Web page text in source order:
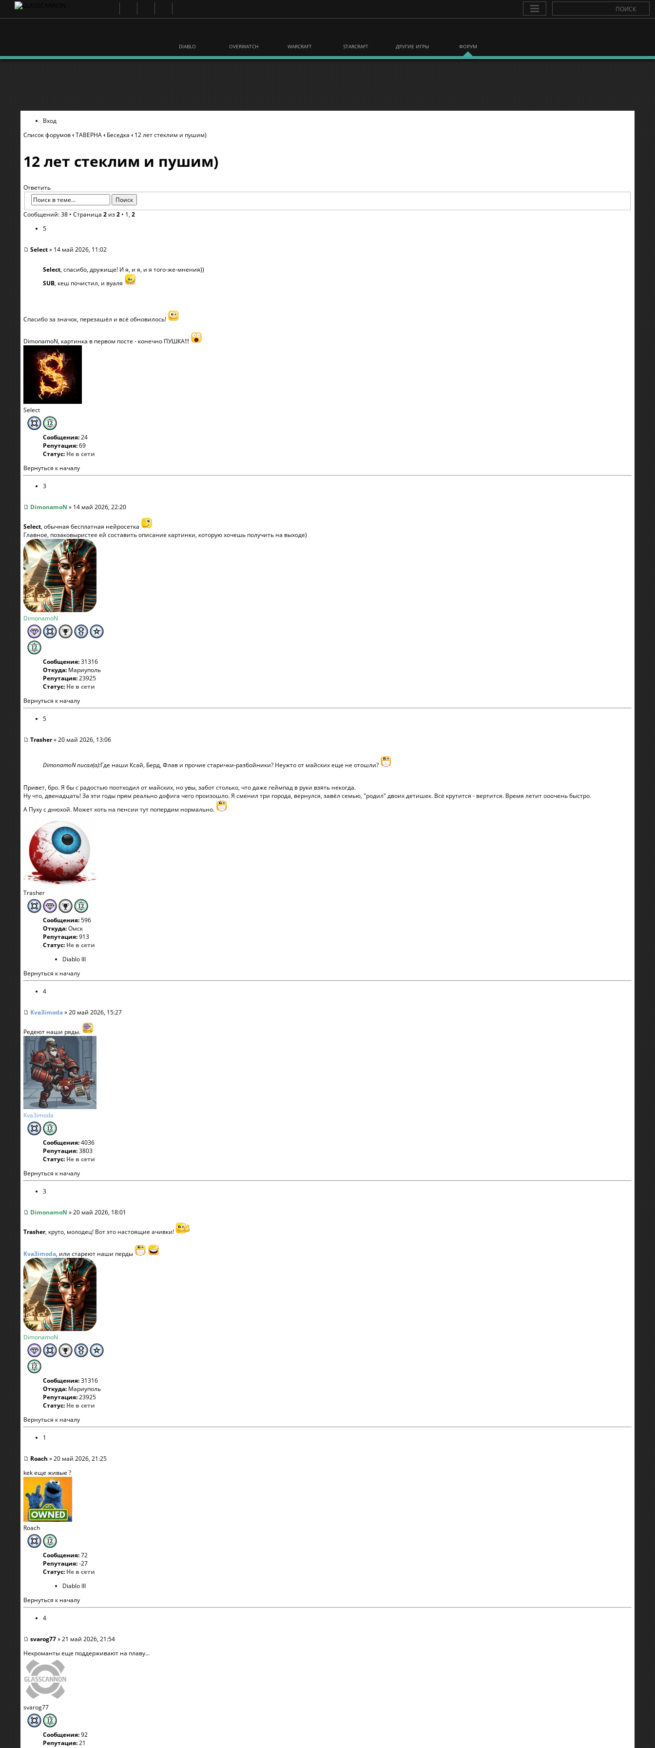
DIABLO OVERWATCH WARCRAFT STARCRAFT ДРУГИЕ ИГРЫ ФОРУМ
Вход
Список форумов‹ТАВЕРНА‹ Беседка ‹ 12 лет стеклим и пушим)
12 лет стеклим и пушим)
Ответить
Сообщений: 38 • Страница 2 из2 • 1, 2
5
Select» 14 май 2026, 11:02
Select, спасибо, дружище! И я, и я, и я того-же-мнения))
SUB, кеш почистил, и вуаля
Спасибо за значок, перезашёл и всё обновилось!
DimonamoN, картинка в первом посте - конечно ПУШКА!!!
Select
Сообщения:24
Репутация:69
Статус: Не в сети
Вернуться к началу
3
DimonamoN » 14 май 2026, 22:20
Select, обычная бесплатная нейросетка
Главное, позаковыристее ей составить описание картинки, которую хочешь получить на выходе)
DimonamoN
Сообщения:31316
Откуда: Мариуполь
Репутация:23925
Статус: Не в сети
Вернуться к началу
5
Trasher» 20 май 2026, 13:06
DimonamoN писал(а):Где наши Ксай, Берд, Флав и прочие старички-разбойники? Неужто от майских еще не отошли?
Привет, бро. Я бы с радостью поотходил от майских, но увы, забот столько, что даже геймпад в руки взять некогда.
Ну что, двенадцать! За эти годы прям реально дофига чего произошло. Я сменил три города, вернулся, завёл семью, "родил" двоих детишек. Всё крутится - вертится. Время летит ооочень быстро.
А Пуху с днюхой. Может хоть на пенсии тут попердим нормально.
Trasher
Сообщения:596
Откуда:Омск
Репутация:913
Статус: Не в сети
Diablo III
Вернуться к началу
4
Kva3imoda» 20 май 2026, 15:27
Редеют наши ряды.
Kva3imoda
Сообщения:4036
Репутация:3803
Статус: Не в сети
Вернуться к началу
3
DimonamoN » 20 май 2026, 18:01
Trasher, круто, молодец! Вот это настоящие ачивки!
Kva3imoda, или стареют наши перды
DimonamoN
Сообщения:31316
Откуда: Мариуполь
Репутация:23925
Статус: Не в сети
Вернуться к началу
1
Roach » 20 май 2026, 21:25
kek еще живые ?
Roach
Сообщения:72
Репутация:-27
Статус: Не в сети
Diablo III
Вернуться к началу
4
svarog77» 21 май 2026, 21:54
Некроманты еще поддерживают на плаву...
svarog77
Сообщения:92
Репутация:21